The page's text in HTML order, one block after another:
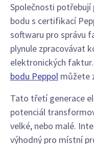
Společnosti
bodu s certifikací
softwaru pro správu
plynule zpracovávat
elektronických
bodu Peppol můžete
Tato třetí generace
potenciál
velké, nebo malé.
výhodný pro místní